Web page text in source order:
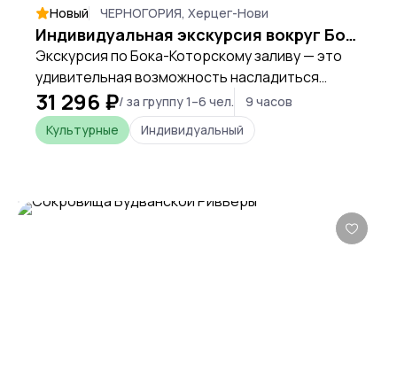
Новый ЧЕРНОГОРИЯ, Херцег-Нови
Индивидуальная экскурсия вокруг Бока-Которской бухты - 4 города за 1 день: Херцег Нови, Пераст, Котор и Тиват
Экскурсия по Бока-Которскому заливу — это
удивительная возможность насладиться
красотой адриатического побережья
Черногории и посетить несколько
исторически и культурно значимых мест. Мы
31 296 ₽/ за группу 1–6 чел.
9 часов
Культурные
Индивидуальный